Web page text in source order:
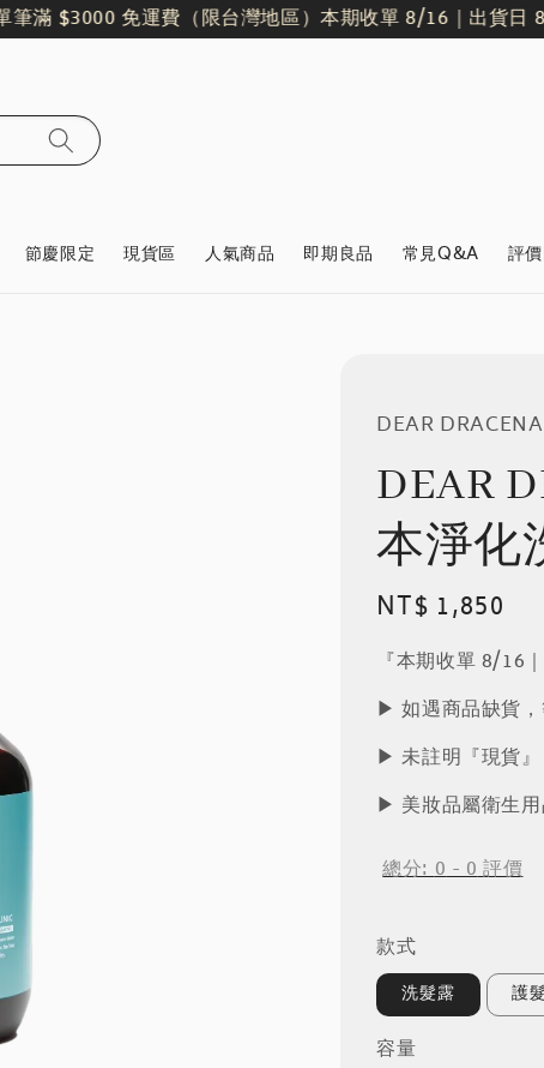
$3000 免運費（限台灣地區）本期收單 8/16｜出貨日 8/
節慶限定 現貨區 人氣商品 即期良品 常見Q&A 評
DEAR DRACENA
DEAR
本淨化
Regular
price
NT$ 1,850
『本期收單 8/16
▶︎ 如遇商品缺貨
▶︎ 未註明『現貨
▶︎ 美妝品屬衛生
總分:0-0評價
款式
洗髮露 護
容量